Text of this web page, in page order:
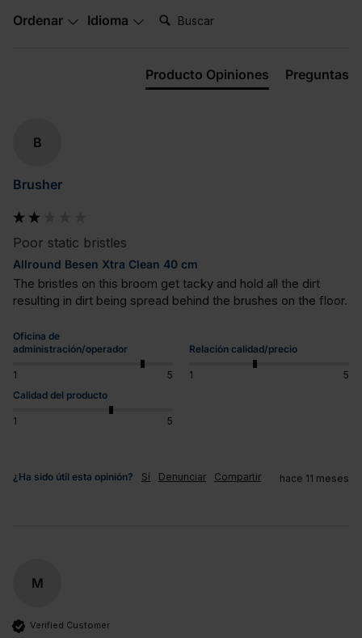
Ordenar Idioma Buscar:
Producto Opiniones Preguntas
B
Brusher
Poor static bristles
Allround Besen Xtra Clean 40 cm
The bristles on this broom get tacky and hold all the dirt
resulting in dirt being spread behind the brushes on the floor.
Oficina de
administración/operador
1 5
Relación calidad/precio
1
5
Calidad del producto
1 5
¿Ha sido útil esta opinión? Sí Denunciar Compartir hace 11 meses
M
Verified Customer